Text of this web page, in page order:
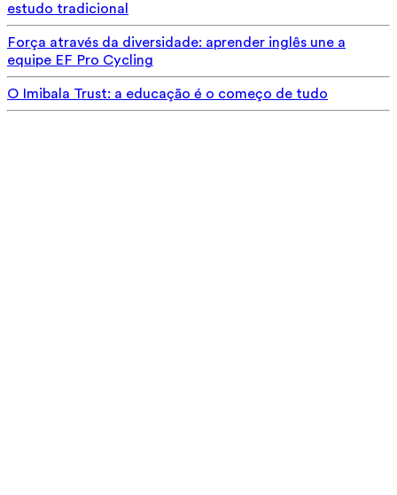
estudo tradicional
Força através da diversidade: aprender inglês une a
equipe EF Pro Cycling
O Imibala Trust: a educação é o começo de tudo